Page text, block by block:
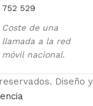
752 529
Coste de una
llamada a la red
móvil nacional.
Diseño y